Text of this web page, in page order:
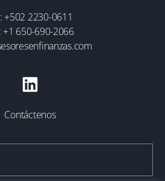
+502 2230-0611
+1 650-690-2066
Contáctenos